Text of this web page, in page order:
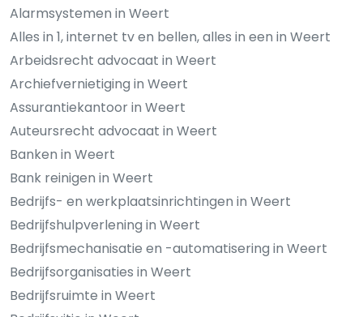
Alarmsystemen in Weert
Alles in 1, internet tv en bellen, alles in een in Weert
Arbeidsrecht advocaat in Weert
Archiefvernietiging in Weert
Assurantiekantoor in Weert
Auteursrecht advocaat in Weert
Banken in Weert
Bank reinigen in Weert
Bedrijfs- en werkplaatsinrichtingen in Weert
Bedrijfshulpverlening in Weert
Bedrijfsmechanisatie en -automatisering in Weert
Bedrijfsorganisaties in Weert
Bedrijfsruimte in Weert